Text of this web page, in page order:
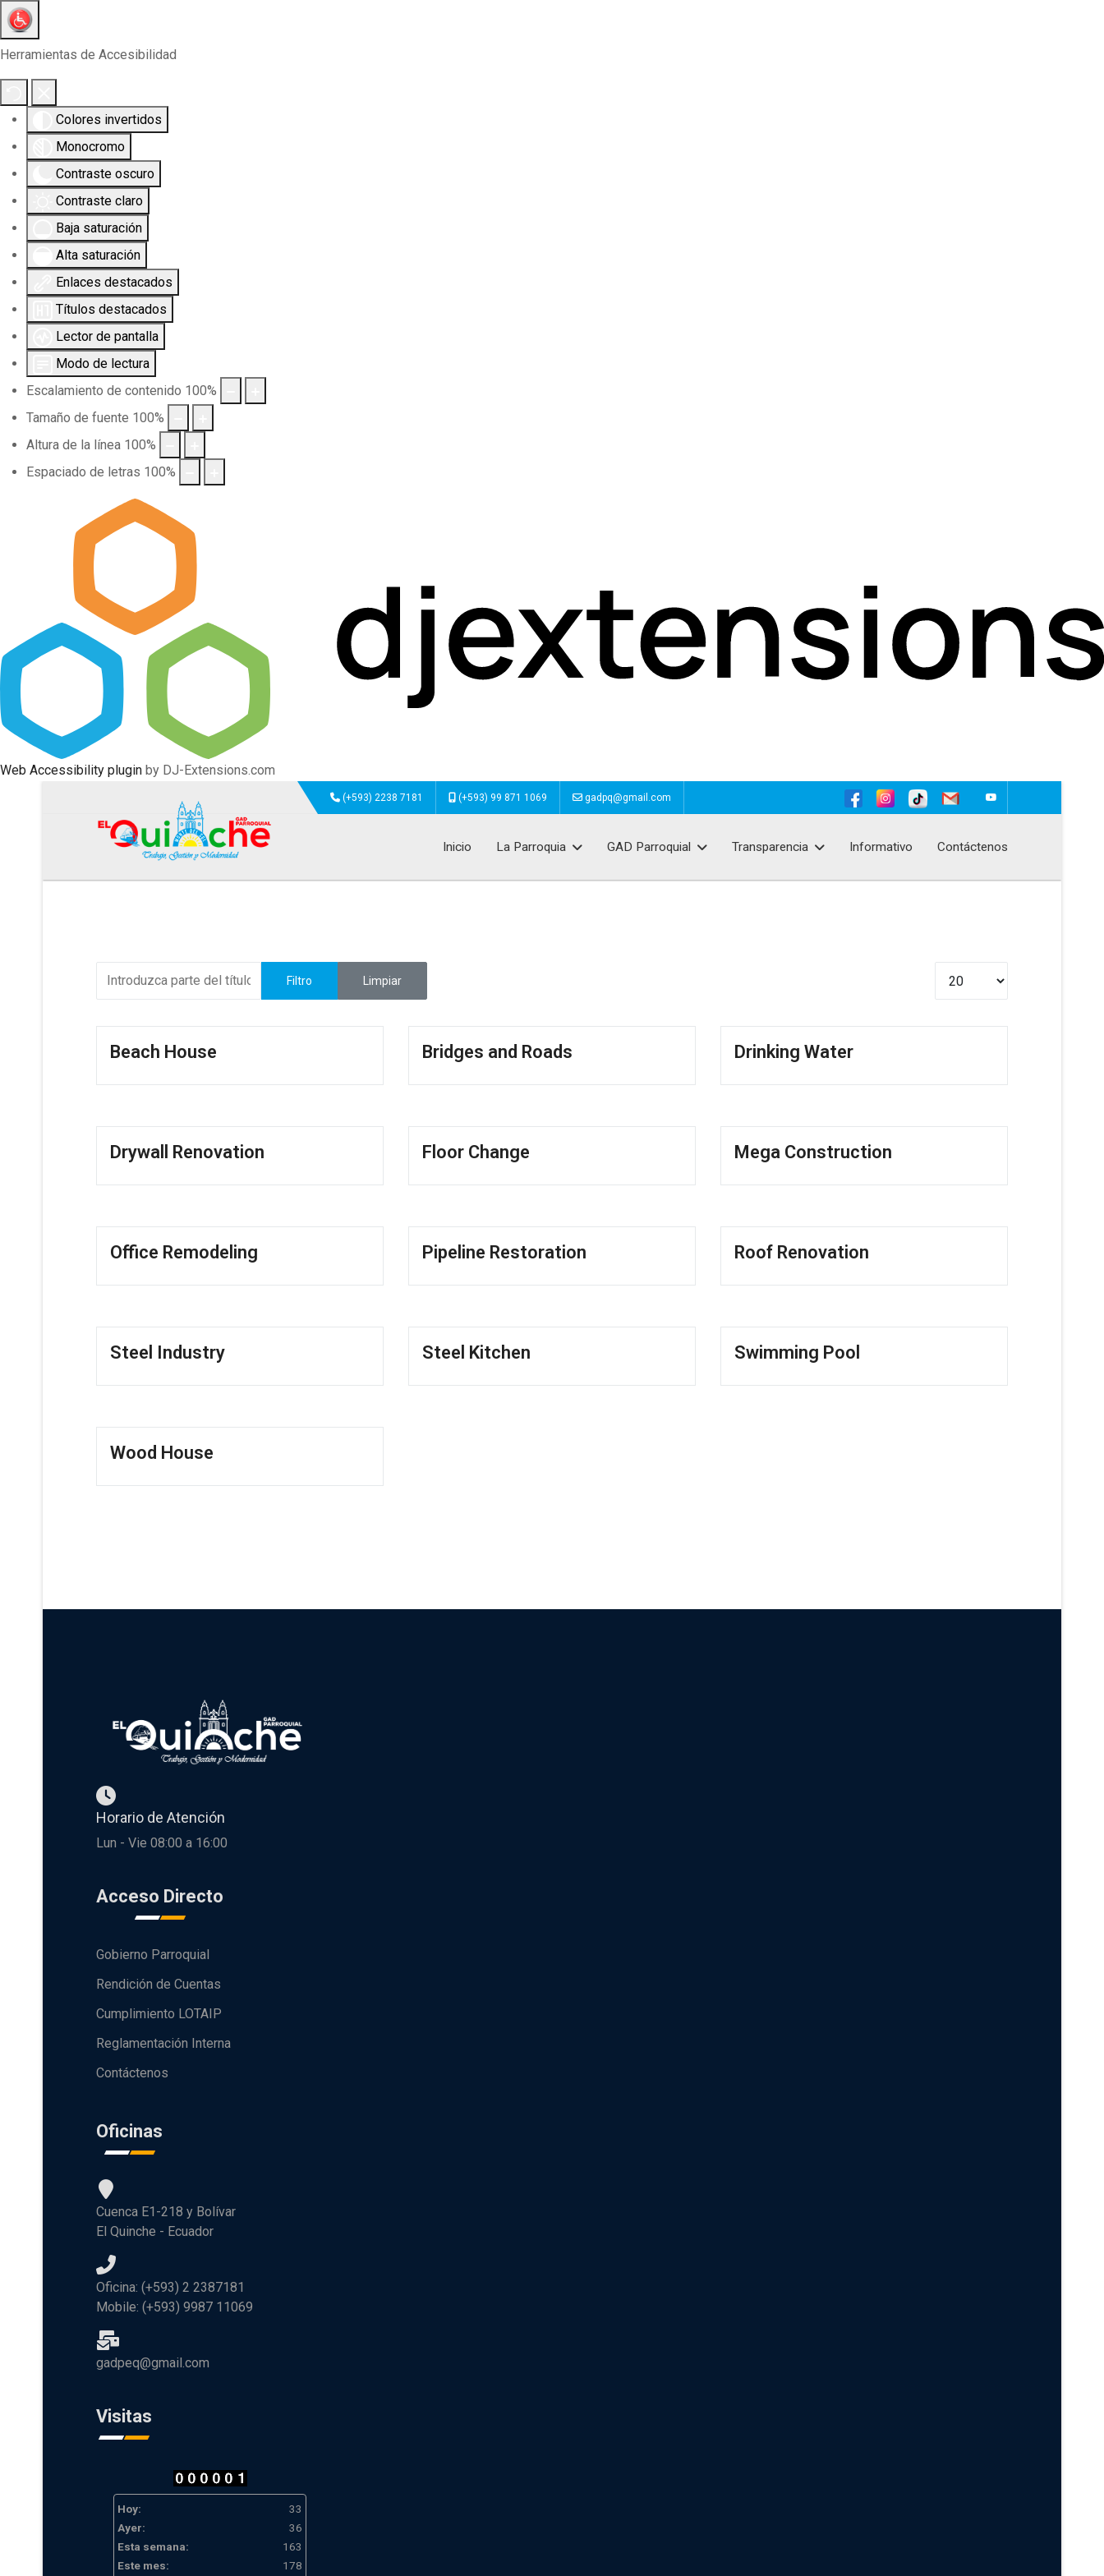
Herramientas de Accesibilidad
Colores invertidos
Monocromo
Contraste oscuro
Contraste claro
Baja saturación
Alta saturación
Enlaces destacados
Títulos destacados
Lector de pantalla
Modo de lectura
Escalamiento de contenido 100%
Tamaño de fuente 100%
Altura de la línea 100%
Espaciado de letras 100%
Web Accessibility plugin by DJ-Extensions.com
(+593) 2238 7181 (+593) 99 871 1069 gadpq@gmail.com
Inicio La Parroquia GAD Parroquial Transparencia Informativo Contáctenos
Introduzca parte del título
Filtro Limpiar
Cantidad
Beach House Bridges and Roads Drinking Water
Drywall Renovation Floor Change Mega Construction
Office Remodeling Pipeline Restoration Roof Renovation
Steel Industry Steel Kitchen Swimming Pool
Wood House
Horario de Atención
Lun - Vie 08:00 a 16:00
Acceso Directo
Gobierno Parroquial
Rendición de Cuentas
Cumplimiento LOTAIP
Reglamentación Interna
Contáctenos
Oficinas
Cuenca E1-218 y Bolívar
El Quinche - Ecuador
Oficina: (+593) 2 2387181
Mobile: (+593) 9987 11069
gadpeq@gmail.com
Visitas
Hoy:
33
Ayer:
36
Esta semana:
163
Este mes:
178